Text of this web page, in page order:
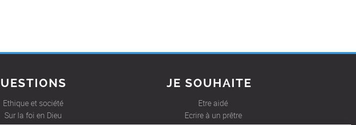
Ethique et société
Sur la foi en Dieu
JE SOUHAITE
Etre aidé
Ecrire à un prêtre